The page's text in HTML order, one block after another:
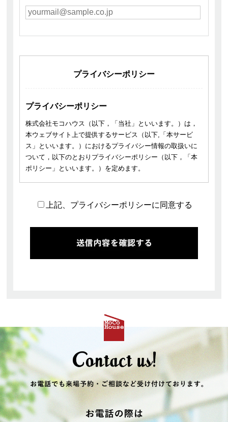
プライバシーポリシー
プライバシーポリシー
株式会社モコハウス（以下，「当社」といいます。）は，
本ウェブサイト上で提供するサービス（以下,「本サービ
ス」といいます。）におけるプライバシー情報の取扱いに
ついて，以下のとおりプライバシーポリシー（以下，「本
ポリシー」といいます。）を定めます。
第1条（プライバシー情報）
する情報であって，当該情報に含まれる氏名，生年月日，
ード，ご利用日時，ご利用の方法，ご利用環境，郵便番号
や性別，職業，年齢，ユーザーのIPアドレス，クッキー情
報，位置情報，端末の個体識別情報などを指します。
第２条（プライバシー情報の収集方法）
当社は，ユーザーが利用登録をする際に氏名，生年月日，
住所，電話番号，メールアドレス，銀行口座番号，クレジ
ットカード番号，運転免許証番号などの個人情報をお尋ね
上記、プライバシーポリシーに同意する